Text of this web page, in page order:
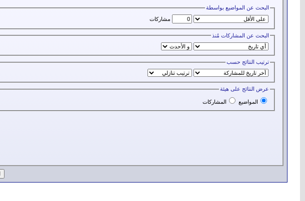
البحث عن المواضيع بواسطة
مشاركات
البحث عن المشاركات مُنذ
ترتيب النتائج حسب
عرض النتائج على هيئة
المواضيع المشاركات